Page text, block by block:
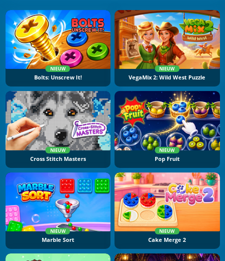
NIEUW
Bolts: Unscrew It!
NIEUW
VegaMix 2: Wild West Puzzle
NIEUW
Cross Stitch Masters
NIEUW
Pop Fruit
NIEUW
Marble Sort
NIEUW
Cake Merge 2